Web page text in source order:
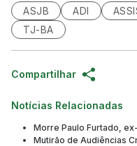
ASJB ADI
TJ-BA
Compartilhar
Notícias Relacionadas
Morre Paulo Furtado,
Mutirão de Audiências